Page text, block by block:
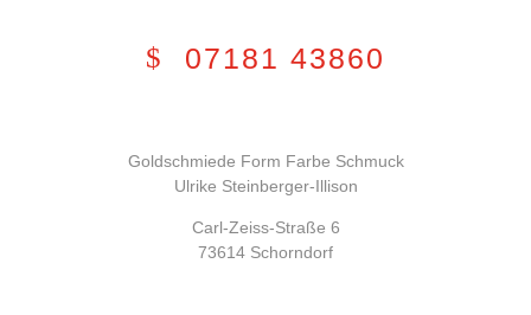
07181 43860
Goldschmiede Form Farbe Schmuck
Ulrike Steinberger-Illison
Carl-Zeiss-Straße 6
73614 Schorndorf